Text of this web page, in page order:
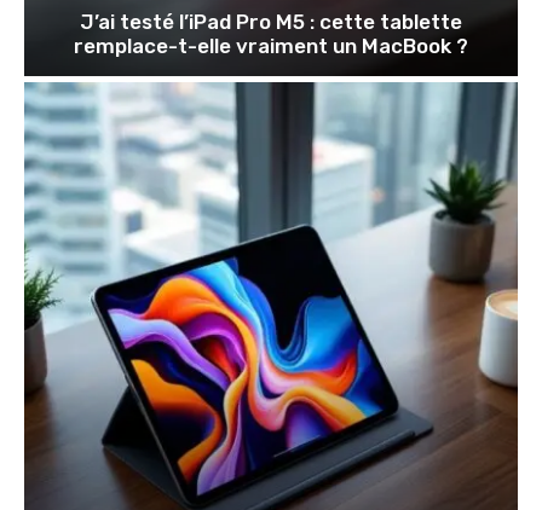
J’ai testé l’iPad Pro M5 : cette tablette
remplace-t-elle vraiment un MacBook ?